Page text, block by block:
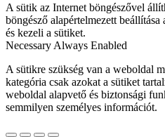
A sütik az Internet böngészővel
böngésző alapértelmezett
és kezeli a sütiket.
Necessary Always Enabled
A sütikre szükség van a weboldal
kategória csak azokat a sütiket
weboldal alapvető és biztonsági
semmilyen személyes információt.